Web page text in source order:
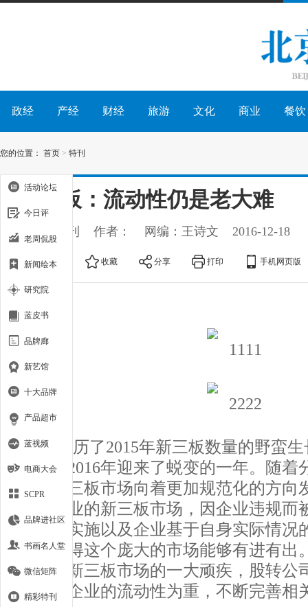
政经 产经 财经 旅游 文化 商业 餐饮
您的位置： 首页 > 特刊
新三板：流动性仍是老大难
出处：特刊 作者： 网编：王诗文 2016-12-18
大 中 收藏 分享 打印 手机网页版
在经历了2015年新三板数量的野蛮
市场在2016年迎来了蜕变的一年。随着
出，新三板市场向着更加规范化的方向
万家企业的新三板市场，因企业违规而
摘牌的实施以及企业基于自身实际情况
市，使得这个庞大的市场能够有进有出
依然是新三板市场的一大顽疾，股转公
新三板企业的流动性为重，不断完善相
活动论坛
今日评
老周侃股
新闻绘本
研究院
蓝皮书
品牌廊
新艺馆
十大品牌
产品超市
蓝视频
电商大会
SCPR
品牌进社区
书画名人堂
微信矩阵
精彩特刊